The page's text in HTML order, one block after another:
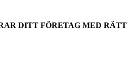
DITT FÖRETAG MED RÄTT